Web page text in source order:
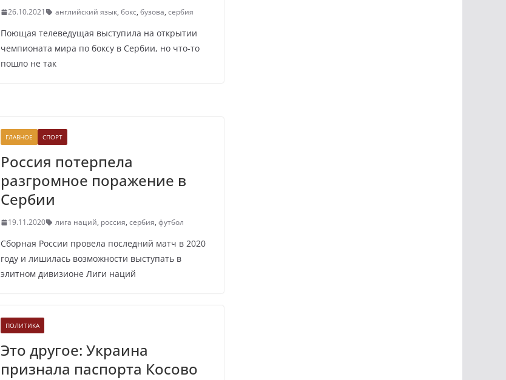
26.10.2021 английский язык, бокс, бузова, сербия
Поющая телеведущая выступила на открытии
чемпионата мира по боксу в Сербии, но что-то
пошло не так
ГЛАВНОЕ СПОРТ
Россия потерпела
разгромное поражение в
Сербии
19.11.2020 лига наций, россия, сербия, футбол
Сборная России провела последний матч в 2020
году и лишилась возможности выступать в
элитном дивизионе Лиги наций
ПОЛИТИКА
Это другое: Украина
признала паспорта Косово